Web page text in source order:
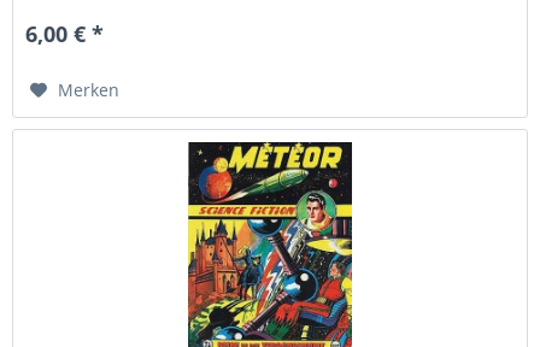
6,00 € *
Merken